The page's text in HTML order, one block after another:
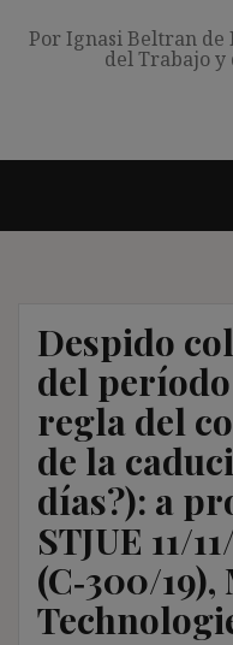
Por Ignasi Beltran de
del Trabajo y
Despido
del
regla del
de la
días?): a
STJUE 11/
(C‑300/